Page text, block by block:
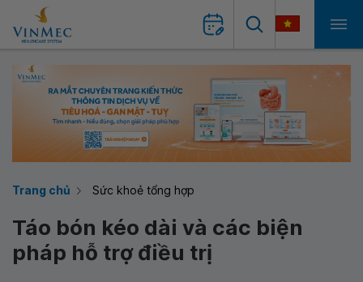
Trang chủ Sức khoẻ tổng hợp
Táo bón kéo dài và các biện
pháp hỗ trợ điều trị